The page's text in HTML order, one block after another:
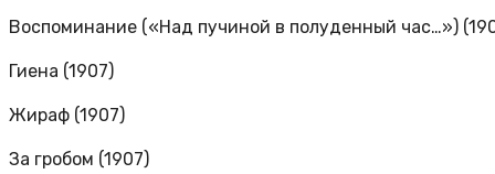
Воспоминание («Над пучиной в полуденный час…»)
Гиена (1907)
Жираф (1907)
За гробом (1907)